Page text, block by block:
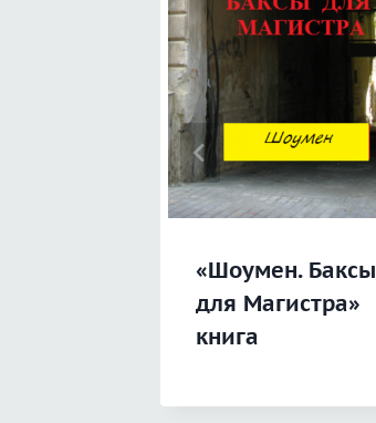
«Шоумен. Баксы
для Магистра»
книга